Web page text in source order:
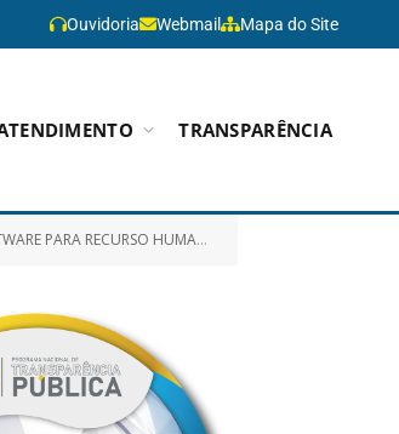
Ouvidoria Webmail Mapa do Site
TRANSPARÊNCIA
DEMANDAS DA PREFEITURA MUNICIPAL DE PARAGOMINAS)